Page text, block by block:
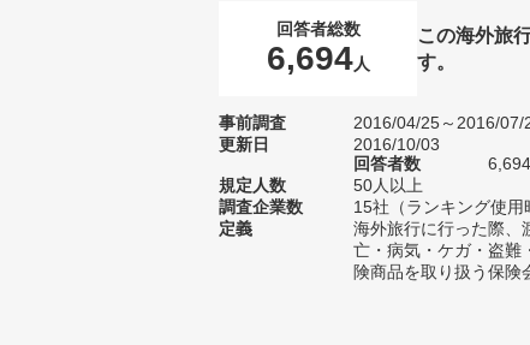
回答者総数
6,694人
この海外旅
す。
事前調査
2016/04/25～2016/07/
更新日
2016/10/03
回答者数
規定人数
50人以上
調査企業数
15社（ランキング使用
定義
海外旅行に行った際、
亡・病気・ケガ・盗難
険商品を取り扱う保険